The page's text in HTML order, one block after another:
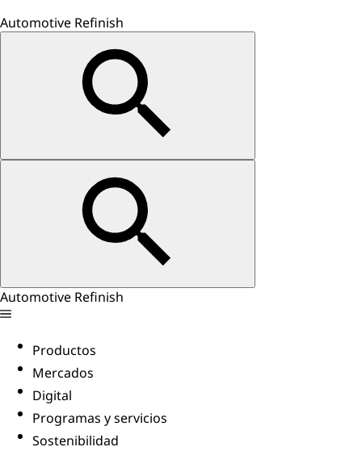
Automotive Refinish
Automotive Refinish
Productos
Mercados
Digital
Programas y servicios
Sostenibilidad